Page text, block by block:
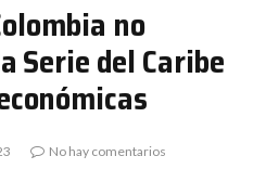
no
Serie del Caribe
No hay comentarios